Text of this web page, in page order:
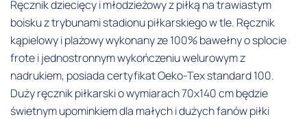
Ręcznik dziecięcy i młodzieżowy z piłką na trawiastym
boisku z trybunami stadionu piłkarskiego w tle. Ręcznik
kąpielowy i plażowy wykonany ze 100% bawełny o splocie
frote i jednostronnym wykończeniu welurowym z
nadrukiem, posiada certyfikat Oeko-Tex standard 100.
Duży ręcznik piłkarski o wymiarach 70x140 cm będzie
świetnym upominkiem dla małych i dużych fanów piłki